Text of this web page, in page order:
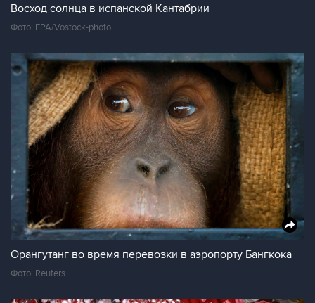
Восход солнца в испанской Кантабрии
Фото: EPA/Vostock-photo
Орангутанг во время перевозки в аэропорту Бангкока
Фото: Reuters